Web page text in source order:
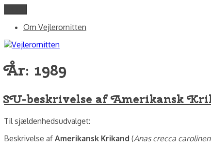
indhold
Vejlerornitten
fotos og skriblerier af Jørgen Peter Kjeldsen/ornit.dk
Om Vejlerornitten
År: 1989
SU-beskrivelse af Amerikansk
Til sjældenhedsudvalget:
Beskrivelse af Amerikansk Krikand (Anas crecca